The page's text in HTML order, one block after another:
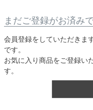
まだご登録がお済み
会員登録をしていただきま
です。
お気に入り商品をご登録い
す。